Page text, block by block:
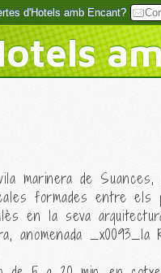
d'Hotels amb Encant?
marinera de
formades entre els
en la seva